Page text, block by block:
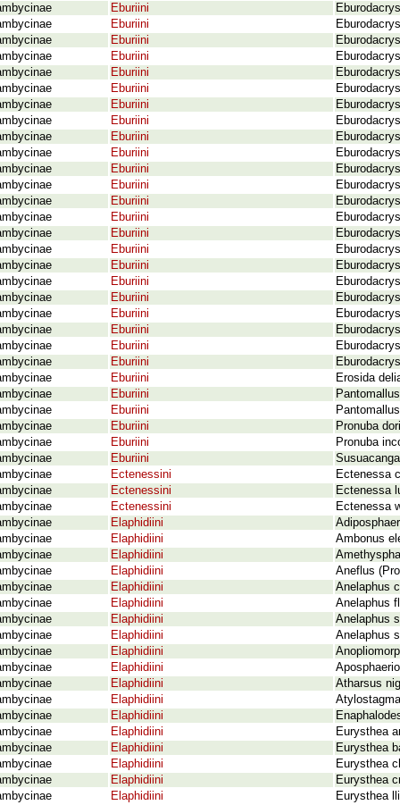
Eburiini
Eburiini
Eburiini
Eburiini
Eburiini
Eburiini
Eburiini
Eburiini
Eburiini
Eburiini
Eburiini
Eburiini
Eburiini
Eburiini
Eburiini
Eburiini
Eburiini
Eburiini
Eburiini
Eburiini
Eburiini
Eburiini
Eburiini
Eburiini
Erosida
Eburiini
Eburiini
Eburiini
Pronuba
Eburiini
Pronuba
Eburiini
Ectenessini
Ectenessa
Ectenessini
Ectenessa
Ectenessini
Ectenessa
Elaphidiini
Elaphidiini
Ambonus
Elaphidiini
Elaphidiini
Aneflus
Elaphidiini
Anelaphus
Elaphidiini
Anelaphus
Elaphidiini
Anelaphus
Elaphidiini
Anelaphus
Elaphidiini
Elaphidiini
Elaphidiini
Atharsus
Elaphidiini
Elaphidiini
Elaphidiini
Eurysthea
Elaphidiini
Eurysthea
Elaphidiini
Eurysthea
Elaphidiini
Eurysthea
Elaphidiini Eurysthea